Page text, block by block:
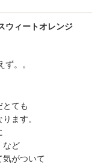
ウィートオレンジ
ず。。
とても
ます。
など
気がついて